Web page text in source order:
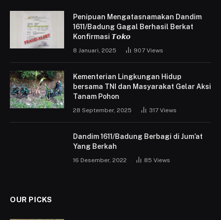
Penipuan Mengatasnamakan Dandim
1611/Badung Gagal Berhasil Berkat
Konfirmasi 𝙏𝙤𝙠𝙤
8 Januari, 2025 907 Views
Kementerian Lingkungan Hidup
bersama TNI dan Masyarakat Gelar Aksi
Tanam Pohon
28 September, 2025 317 Views
Dandim 1611/Badung Berbagi di Jum’at
Yang Berkah
16 Desember, 2022 85 Views
OUR PICKS